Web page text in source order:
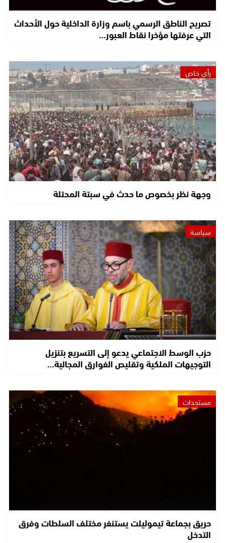
تصريح الناطق الرسمي باسم وزارة الداخلية حول الأحداث
التي عرفتها مؤخرا نقاط العبور…
رأي خاص
وجهة نظر بخصوص ما حدث في سبتة المحتلة
سياسة
حزب الوسط الاجتماعي يدعو إلى التسريع بتنزيل
التوجيهات الملكية وتقليص الفوارق المجالية…
مستجدات
حريق بجماعة تيموليلت يستنفر مختلف السلطات وفرق
التدخل